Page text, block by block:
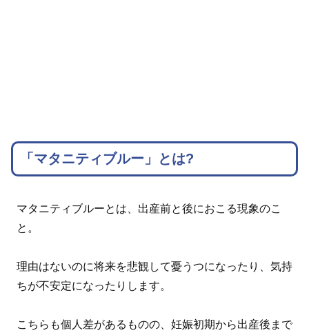
「マタニティブルー」とは?
マタニティブルーとは、出産前と後におこる現象のこ
と。
理由はないのに将来を悲観して憂うつになったり、気持
ちが不安定になったりします。
こちらも個人差があるものの、妊娠初期から出産後まで